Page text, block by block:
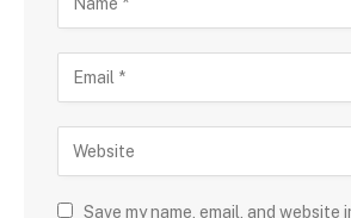
Save my name, email, and website